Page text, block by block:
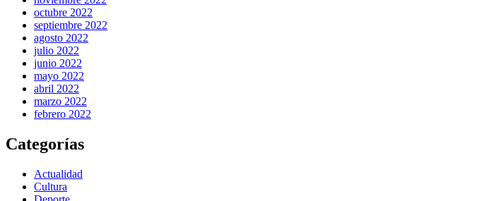
octubre 2022
septiembre 2022
agosto 2022
julio 2022
junio 2022
mayo 2022
abril 2022
marzo 2022
febrero 2022
Categorías
Actualidad
Cultura